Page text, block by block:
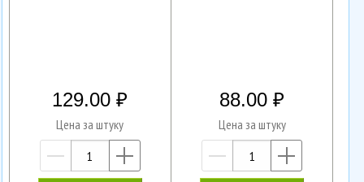
129.00
Цена за штуку
—
88.00
Цена за штуку
—